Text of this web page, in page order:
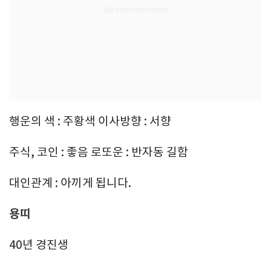
행운의 색 : 주황색 이사방향 : 서향
주식, 코인 : 좋음 로또운 : 반자동 길함
대인관계 : 아끼게 됩니다.
용띠
40년 경진생